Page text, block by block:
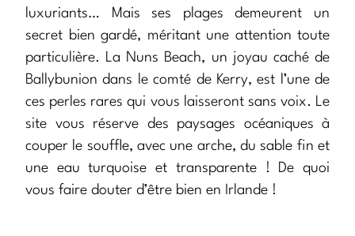
luxuriants… Mais ses plages demeurent un
secret bien gardé, méritant une attention toute
particulière. La Nuns Beach, un joyau caché de
Ballybunion dans le comté de Kerry, est l’une de
ces perles rares qui vous laisseront sans voix. Le
site vous réserve des paysages océaniques à
couper le souffle, avec une arche, du sable fin et
une eau turquoise et transparente ! De quoi
vous faire douter d’être bien en Irlande !